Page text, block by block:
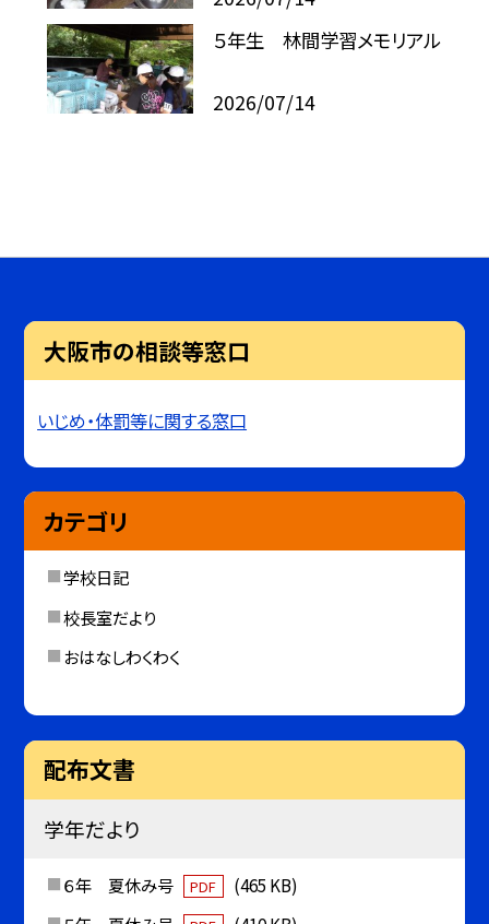
５年生 林間学習メモリアル
2026/07/14
大阪市の相談等窓口
いじめ・体罰等に関する窓口
カテゴリ
学校日記
校長室だより
おはなしわくわく
配布文書
学年だより
６年 夏休み号 PDF
(465 KB)